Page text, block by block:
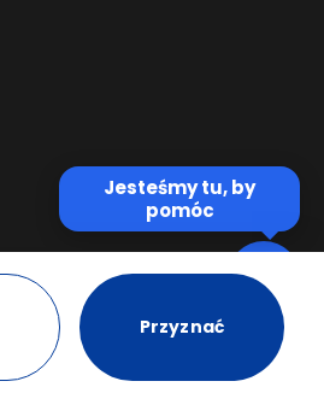
Opracowany przez
Przyznać
Jesteśmy tu, by
pomóc